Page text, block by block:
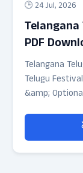
🕒 24 Jul, 2026
PDF
Telangana
Telugu
&amp;